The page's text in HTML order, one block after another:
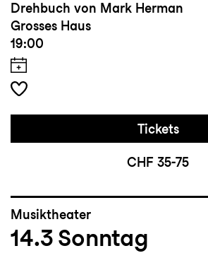
Drehbuch von Mark Herman
Grosses Haus
19:00
Tickets
CHF 35-75
Musiktheater
14.3 Sonntag